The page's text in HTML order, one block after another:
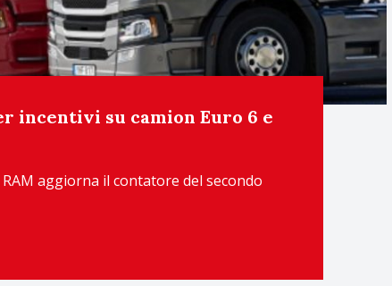
incentivi su camion Euro 6 e
aggiorna il contatore del secondo